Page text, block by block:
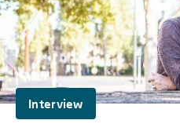
Interview